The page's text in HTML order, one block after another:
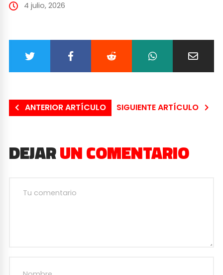
4 julio, 2026
ANTERIOR ARTÍCULO SIGUIENTE ARTÍCULO
DEJARUN COMENTARIO